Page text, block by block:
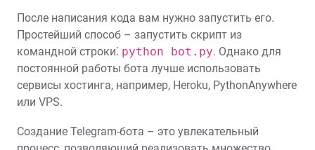
После написания кода вам нужно запустить его.
Простейший способ – запустить скрипт из
командной строки⁚ python bot.py. Однако для
постоянной работы бота лучше использовать
сервисы хостинга, например, Heroku, PythonAnywhere
или VPS.
Создание Telegram-бота – это увлекательный